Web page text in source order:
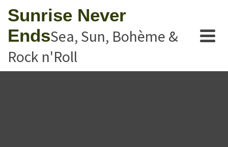
Sunrise Never
EndsSea, Sun, Bohème &
Rock n'Roll